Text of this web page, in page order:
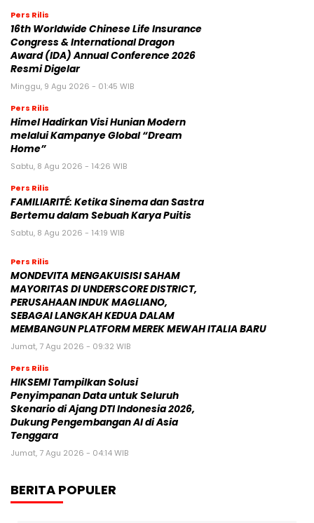
Pers Rilis
16th Worldwide Chinese Life Insurance
Congress & International Dragon
Award (IDA) Annual Conference 2026
Resmi Digelar
Minggu, 9 Agu 2026 - 01:45 WIB
Pers Rilis
Himel Hadirkan Visi Hunian Modern
melalui Kampanye Global “Dream
Home”
Sabtu, 8 Agu 2026 - 14:26 WIB
Pers Rilis
FAMILIARITÉ: Ketika Sinema dan Sastra
Bertemu dalam Sebuah Karya Puitis
Sabtu, 8 Agu 2026 - 14:19 WIB
Pers Rilis
MONDEVITA MENGAKUISISI SAHAM
MAYORITAS DI UNDERSCORE DISTRICT,
PERUSAHAAN INDUK MAGLIANO,
SEBAGAI LANGKAH KEDUA DALAM
MEMBANGUN PLATFORM MEREK MEWAH ITALIA BARU
Jumat, 7 Agu 2026 - 09:32 WIB
Pers Rilis
HIKSEMI Tampilkan Solusi
Penyimpanan Data untuk Seluruh
Skenario di Ajang DTI Indonesia 2026,
Dukung Pengembangan AI di Asia
Tenggara
Jumat, 7 Agu 2026 - 04:14 WIB
BERITA POPULER